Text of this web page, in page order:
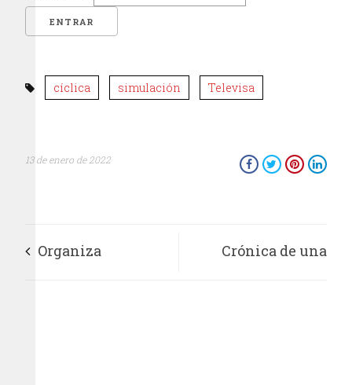
cíclica simulación Televisa
13 de enero de 2022
Organiza Crónica de una